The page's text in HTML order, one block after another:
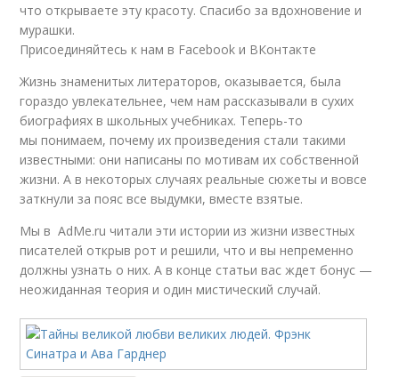
что открываете эту красоту. Спасибо за вдохновение и
мурашки.
Присоединяйтесь к нам в Facebook и ВКонтакте
Жизнь знаменитых литераторов, оказывается, была
гораздо увлекательнее, чем нам рассказывали в сухих
биографиях в школьных учебниках. Теперь-то
мы понимаем, почему их произведения стали такими
известными: они написаны по мотивам их собственной
жизни. А в некоторых случаях реальные сюжеты и вовсе
заткнули за пояс все выдумки, вместе взятые.
Мы в AdMe.ru читали эти истории из жизни известных
писателей открыв рот и решили, что и вы непременно
должны узнать о них. А в конце статьи вас ждет бонус —
неожиданная теория и один мистический случай.